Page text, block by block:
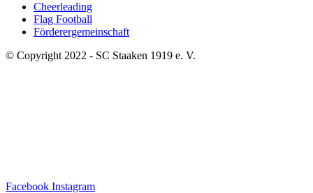
Cheerleading
Flag Football
Förderergemeinschaft
© Copyright 2022 - SC Staaken 1919 e. V.
Facebook Instagram